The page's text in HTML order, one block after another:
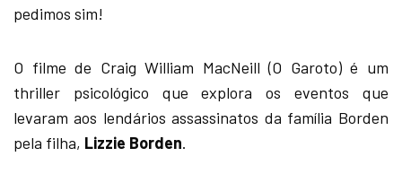
pedimos sim!
O filme de Craig William MacNeill (O Garoto) é um
thriller psicológico que explora os eventos que
levaram aos lendários assassinatos da família Borden
pela filha, Lizzie Borden.